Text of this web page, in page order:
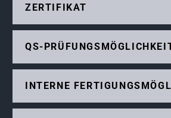
ZERTIFIKAT
QS-
INTERNE